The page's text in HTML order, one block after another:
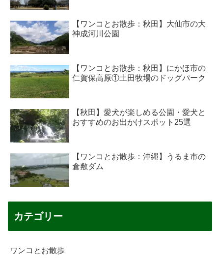
【ワンコとお散歩：秋田】大仙市の大
神成河川公園
【ワンコとお散歩：秋田】にかほ市の
仁賀保高原①土田牧場のドッグパーク
【秋田】愛犬が楽しめる公園・愛犬と
おすすめのお出かけスポット25選
【ワンコとお散歩：沖縄】うるま市の
倉敷ダム
カテゴリー
ワンコとお散歩